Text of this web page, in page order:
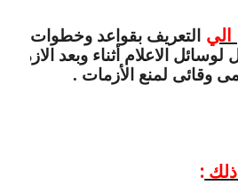
الي
التعريف بقواعد وخطوات
لوسائل الاعلام أثناء وبعد
وقائى لمنع الأزمات .
: